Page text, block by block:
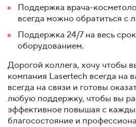
Поддержка врача-
всегда можно обратиться с
Поддержка 24/7 на весь
оборудованием.
Дорогой коллега, хочу чтобы
компания Lasertech всегда на
всегда на связи и готовы
любую поддержку, чтобы вы
эффективное повышая с
благосостояние и